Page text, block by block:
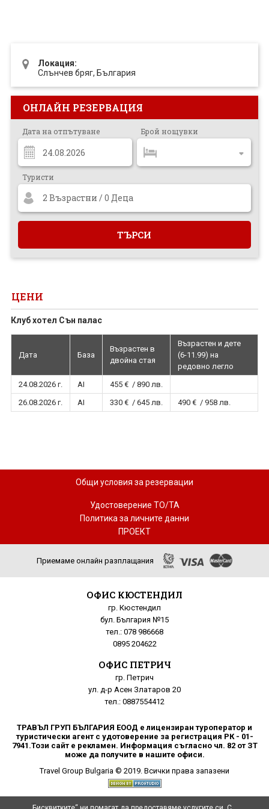
Локация:
Слънчев бряг, България
ОНЛАЙН РЕЗЕРВАЦИЯ
Дата на отпътуване Брой нощувки
Туристи
2 Възрастни / 0 Деца
ЦЕНИ
Клуб хотел Сън палас
Дата База
Възрастен в
двойна стая
Възрастен и дете
(6-11.99) на
редовно легло
24.08.2026 г.
AI
455 € / 890 лв.
26.08.2026 г.
AI 330 € / 645 лв. 490 € / 958 лв.
Общи условия за резервации
Удостоверение ТО/ТА
Политика за личните данни
ПРОЕКТ
Приемаме онлайн разплащания
ОФИС КЮСТЕНДИЛ
гр. Кюстендил
бул. България №15
тел.: 078 986668
0895 204622
ОФИС ПЕТРИЧ
гр. Петрич
ул. д-р Асен Златаров 20
тел.: 0887554412
ТРАВЪЛ ГРУП БЪЛГАРИЯ ЕООД е лицензиран туроператор и
туристически агент с удотоверение за регистрация РК - 01-
7941.Този сайт е рекламен. Информация съгласно чл. 82 от ЗТ
може да получите в нашите офиси.
Travel Group Bulgaria © 2019. Всички права запазени